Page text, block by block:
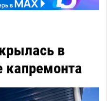
в
капремонта